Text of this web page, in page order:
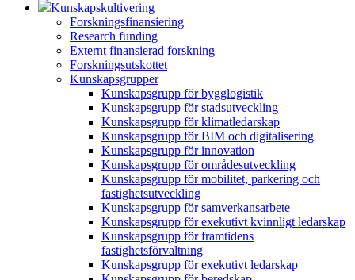
Kunskapskultivering
Forskningsfinansiering
Research funding
Externt finansierad forskning
Forskningsutskottet
Kunskapsgrupper
Kunskapsgrupp för bygglogistik
Kunskapsgrupp för stadsutveckling
Kunskapsgrupp för klimatledarskap
Kunskapsgrupp för BIM och digitalisering
Kunskapsgrupp för innovation
Kunskapsgrupp för områdesutveckling
Kunskapsgrupp för mobilitet, parkering och
fastighetsutveckling
Kunskapsgrupp för samverkansarbete
Kunskapsgrupp för exekutivt kvinnligt ledarskap
Kunskapsgrupp för framtidens
fastighetsförvaltning
Kunskapsgrupp för exekutivt ledarskap